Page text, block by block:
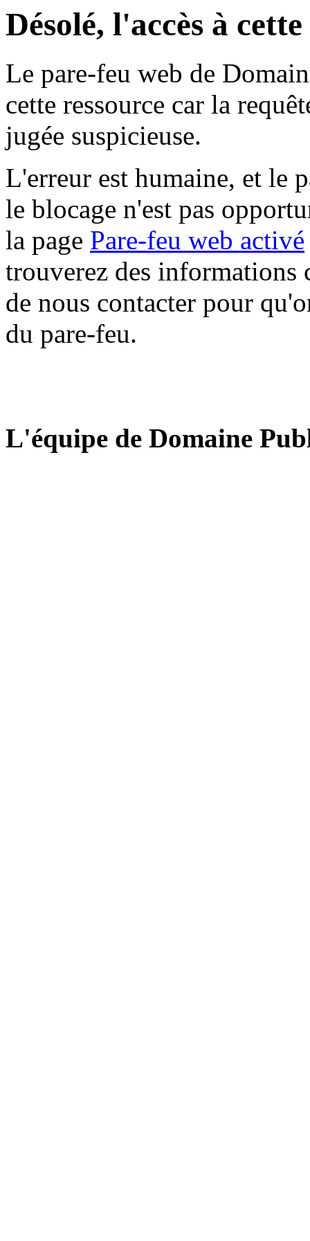
Désolé, l'accès à
Le pare-feu web de
cette ressource car la
jugée suspicieuse.
L'erreur est humaine, et le
le blocage n'est pas
la page Pare-feu web activé
trouverez des informations
de nous contacter pour
du pare-feu.
L'équipe de Domaine